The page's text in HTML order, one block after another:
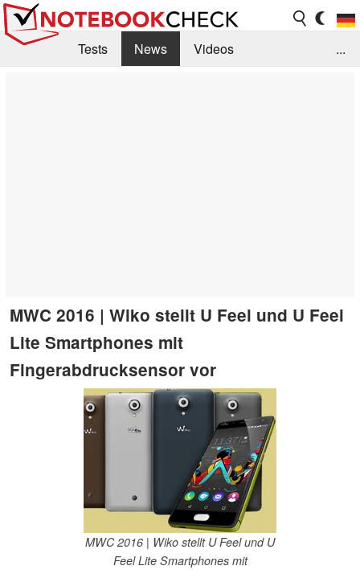
Tests News
Videos
...
MWC 2016 | Wiko stellt U Feel und U Feel
Lite Smartphones mit
Fingerabdrucksensor vor
MWC 2016 | Wiko stellt U Feel und U
Feel Lite Smartphones mit